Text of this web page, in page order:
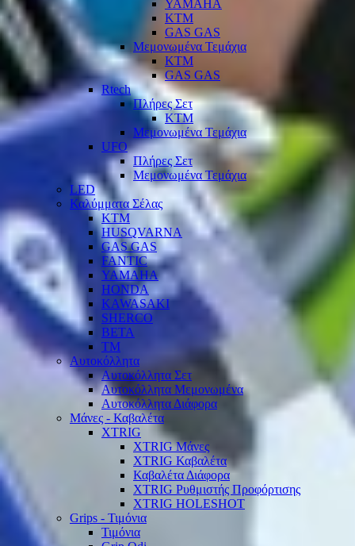
YAMAHA
KTM
GAS GAS
Μεμονωμένα Τεμάχια
KTM
GAS GAS
Rtech
Πλήρες Σετ
KTM
Μεμονωμένα Τεμάχια
UFO
Πλήρες Σετ
Μεμονωμένα Τεμάχια
LED
Καλύμματα Σέλας
KTM
HUSQVARNA
GAS GAS
FANTIC
YAMAHA
HONDA
KAWASAKI
SHERCO
BETA
TM
Αυτοκόλλητα
Αυτοκόλλητα Σετ
Αυτοκόλλητα Μεμονωμένα
Αυτοκόλλητα Διάφορα
Μάνες - Καβαλέτα
XTRIG
XTRIG Μάνες
XTRIG Καβαλέτα
Καβαλέτα Διάφορα
XTRIG Ρυθμιστής Προφόρτισης
XTRIG HOLESHOT
Grips - Τιμόνια
Τιμόνια